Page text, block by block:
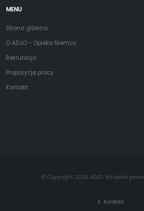
MENU
Strona główna
O ADJO - Opieka Niemcy
Rekrutacja
Propozycje pracy
Kontakt
© Copyright 2026 ADJO. Wszelkie
Kontakt